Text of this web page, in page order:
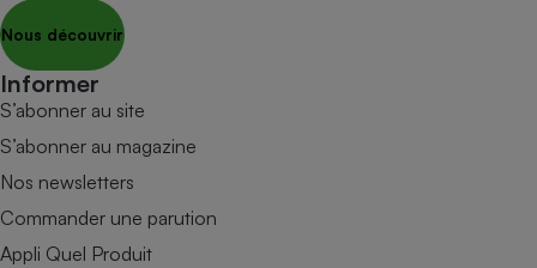
Nous découvrir
Informer
S’abonner au site
S’abonner au magazine
Nos newsletters
Commander une parution
Appli Quel Produit